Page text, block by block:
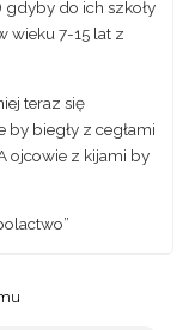
do ich szkoły
wieku 7-15 lat z
teraz się
biegły z cegłami
ojcowie z kijami by